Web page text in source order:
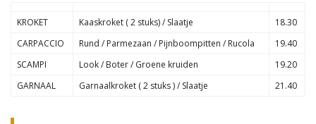
KROKET Kaaskroket ( 2 stuks) / Slaatje
18.30
CARPACCIO
Rund / Parmezaan / Pijnboompitten / Rucola
19.40
SCAMPI
Look / Boter / Groene kruiden
19.20
GARNAAL
Garnaalkroket ( 2 stuks ) / Slaatje 21.40